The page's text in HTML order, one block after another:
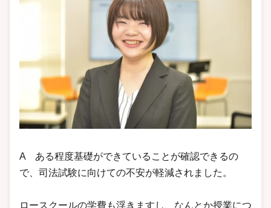
A ある程度基礎ができていることが確認できるの
で、司法試験に向けての不安が軽減されました。
ロースクールの学費も浮きますし、なんとか授業につ